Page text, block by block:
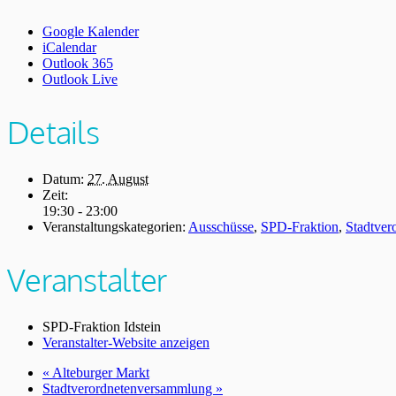
Google Kalender
iCalendar
Outlook 365
Outlook Live
Details
Datum: 27. August
Zeit:
19:30 - 23:00
Veranstaltungskategorien: Ausschüsse, SPD-Fraktion,
Veranstalter
SPD-Fraktion Idstein
Veranstalter-Website anzeigen
« Alteburger Markt
Stadtverordnetenversammlung »